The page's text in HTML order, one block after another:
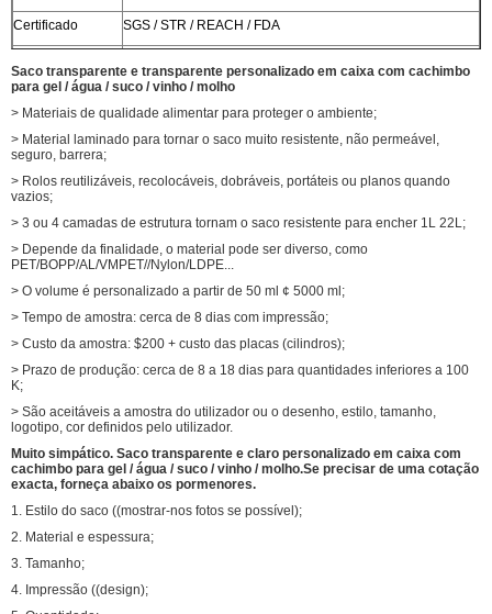
Certificado SGS / STR / REACH / FDA
embalagem são bem-vindos
Saco transparente e transparente personalizado em caixa com cachimbo
para gel / água / suco / vinho / molho
> Materiais de qualidade alimentar para proteger o ambiente;
> Material laminado para tornar o saco muito resistente, não permeável,
seguro, barrera;
> Rolos reutilizáveis, recolocáveis, dobráveis, portáteis ou planos quando
vazios;
> 3 ou 4 camadas de estrutura tornam o saco resistente para encher 1L 22L;
> Depende da finalidade, o material pode ser diverso, como
PET/BOPP/AL/VMPET//Nylon/LDPE...
> O volume é personalizado a partir de 50 ml ¢ 5000 ml;
> Tempo de amostra: cerca de 8 dias com impressão;
> Custo da amostra: $200 + custo das placas (cilindros);
> Prazo de produção: cerca de 8 a 18 dias para quantidades inferiores a 100
K;
> São aceitáveis a amostra do utilizador ou o desenho, estilo, tamanho,
logotipo, cor definidos pelo utilizador.
Muito simpático. Saco transparente e claro personalizado em caixa com
cachimbo para gel / água / suco / vinho / molho.Se precisar de uma cotação
exacta, forneça abaixo os pormenores.
1. Estilo do saco ((mostrar-nos fotos se possível);
2. Material e espessura;
3. Tamanho;
4. Impressão ((design);